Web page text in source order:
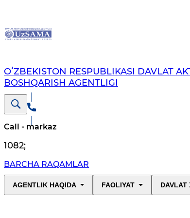
OʻZBEKISTON RESPUBLIKASI DAVLAT
BOSHQARISH AGENTLIGI
Call - markaz
1082;
BARCHA RAQAMLAR
AGENTLIK HAQIDA FAOLIYAT DAVLAT